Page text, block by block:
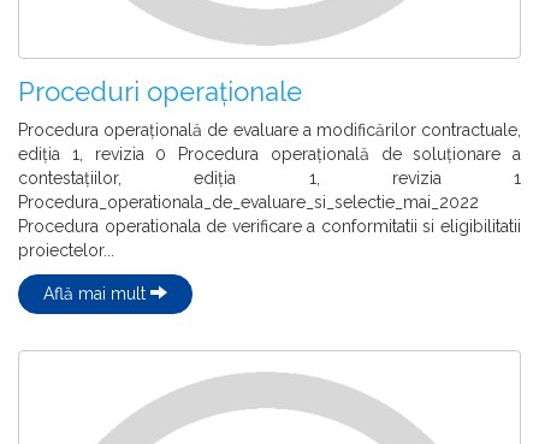
Proceduri operaționale
Procedura operaţională de evaluare a modificărilor contractuale,
ediţia 1, revizia 0 Procedura operaţională de soluţionare a
contestaţiilor, ediţia 1, revizia 1
Procedura_operationala_de_evaluare_si_selectie_mai_2022
Procedura operationala de verificare a conformitatii si eligibilitatii
proiectelor...
Află mai mult